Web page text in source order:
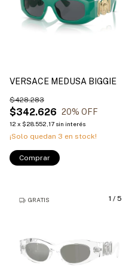
VERSACE MEDUSA BIGGIE
$342.626
$428.283
20% OFF
12 x $28.552,17 sin interés
¡Solo quedan 3 en stock!
Comprar
1 / 5
GRATIS